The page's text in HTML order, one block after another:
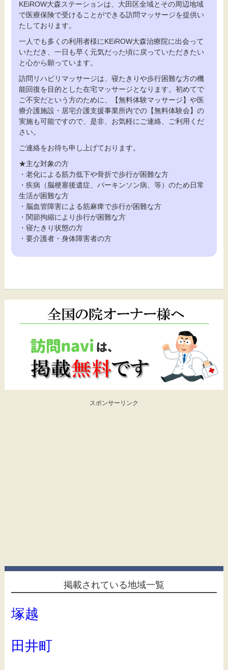
KEiROW大森ステーションは、大田区全域とその周辺地域
で医療保険で受けることができる訪問マッサージを提供い
たしております。
一人でも多くの利用者様にKEiROW大森治療院に出会って
いただき、一日も早く元気だった頃に戻っていただきたい
と心から願っています。
訪問リハビリマッサージは、寝たきりや歩行困難な方の機
能回復を目的とした在宅マッサージとなります。初めてで
ご不安だという方のために、【無料体験マッサージ】や医
療介護施設・居宅介護支援事業所内での【無料体験会】の
実施も可能ですので、是非、お気軽にご連絡、ご利用くだ
さい。
ご連絡をお待ち申し上げております。
★主な対象の方
・老化による筋力低下や骨折で歩行が困難な方
・疾病（脳梗塞後遺症、パーキンソン病、等）のため日常
生活が困難な方
・脳血管障害による筋麻痺で歩行が困難な方
・関節拘縮により歩行が困難な方
・寝たきり状態の方
・要介護者・身体障害者の方
スポンサーリンク
掲載されている地域一覧
塚越
田井町